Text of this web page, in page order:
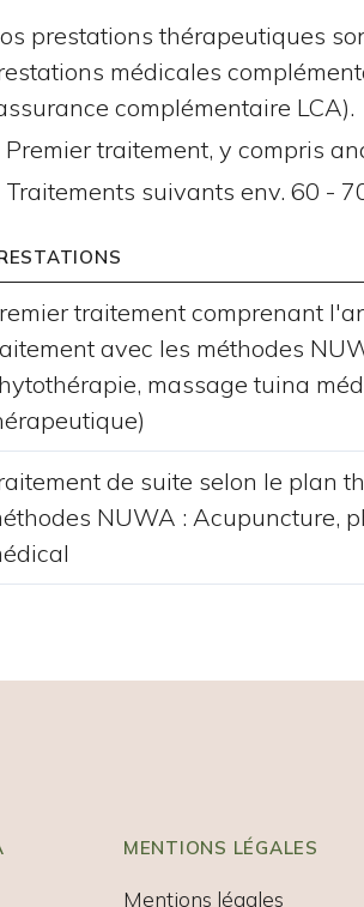
prestations thérapeutiques
médicales
complémentaire LCA).
Premier traitement, y compris
Traitements suivants env. 60 -
traitement comprenant
avec les méthodes
massage tuina
de suite selon le plan
NUWA : Acupuncture,
MENTIONS LÉGALES
Mentions légales